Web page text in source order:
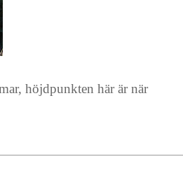
höjdpunkten här är när